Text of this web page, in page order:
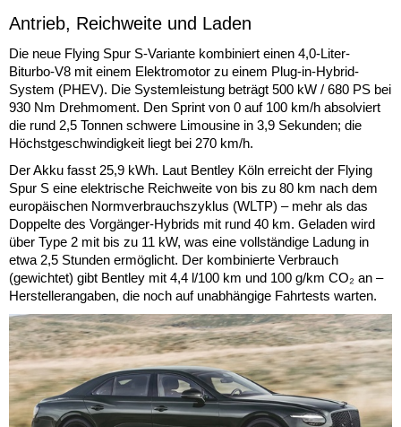
Antrieb, Reichweite und Laden
Die neue Flying Spur S-Variante kombiniert einen 4,0-Liter-
Biturbo-V8 mit einem Elektromotor zu einem Plug-in-Hybrid-
System (PHEV). Die Systemleistung beträgt 500 kW / 680 PS bei
930 Nm Drehmoment. Den Sprint von 0 auf 100 km/h absolviert
die rund 2,5 Tonnen schwere Limousine in 3,9 Sekunden; die
Höchstgeschwindigkeit liegt bei 270 km/h.
Der Akku fasst 25,9 kWh. Laut Bentley Köln erreicht der Flying
Spur S eine elektrische Reichweite von bis zu 80 km nach dem
europäischen Normverbrauchszyklus (WLTP) – mehr als das
Doppelte des Vorgänger-Hybrids mit rund 40 km. Geladen wird
über Type 2 mit bis zu 11 kW, was eine vollständige Ladung in
etwa 2,5 Stunden ermöglicht. Der kombinierte Verbrauch
(gewichtet) gibt Bentley mit 4,4 l/100 km und 100 g/km CO₂ an –
Herstellerangaben, die noch auf unabhängige Fahrtests warten.